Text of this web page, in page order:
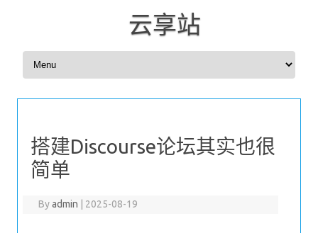
云享站
Skip to content
搭建Discourse论坛其实也很
简单
Byadmin 2025-08-19